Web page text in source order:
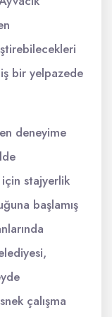
bir yelpazede
deneyime
için stajyerlik
başlamış
çalışma